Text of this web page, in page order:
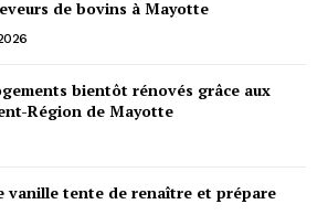
de bovins à Mayotte
bientôt rénovés grâce aux
Région de Mayotte
vanille tente de renaître et prépare